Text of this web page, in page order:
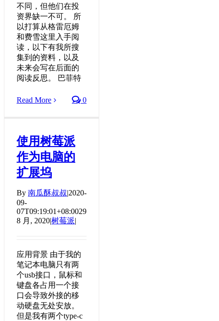
不同，但他们在投
资界缺一不可。 所
以打算从格雷厄姆
和费雪这里入手阅
读，以下有我所搜
集到的资料，以及
未来会写在后面的
阅读反思。 巴菲特
Read More 0
使用树莓派
作为电脑的
扩展坞
By 南瓜酥叔叔|2020-
09-
07T09:19:01+08:0029
8 月, 2020|树莓派|
应用背景 由于我的
笔记本电脑只有两
个usb接口，鼠标和
键盘各占用一个接
口会导致外接的移
动硬盘无处安放。
但是我有两个type-c